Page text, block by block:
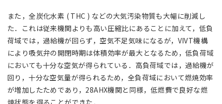
また，全炭化水素 ( THC ) などの大気汚染物質も大幅に削減し
た．これは従来機関よりも高い圧縮比にあることに加えて，低負
荷域では，過給機が回らず，空気不足気味になるが，VIVT機構
により吸気弁の開閉時期は体積効率が最大となるため，低負荷域
においても十分な空気が得られている．高負荷域では，過給機が
回り，十分な空気量が得られるため，全負荷域において燃焼効率
が増加したためであり，28AHX機関と同様，低燃費で良好な燃
焼状態を得ることができた．